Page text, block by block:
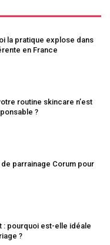
la pratique explose dans
en France
routine skincare n’est
?
parrainage Corum pour
: pourquoi est-elle idéale
?